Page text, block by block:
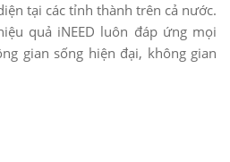
tại các tỉnh thành trên cả nước.
quả iNEED luôn đáp ứng mọi
gian sống hiện đại, không gian